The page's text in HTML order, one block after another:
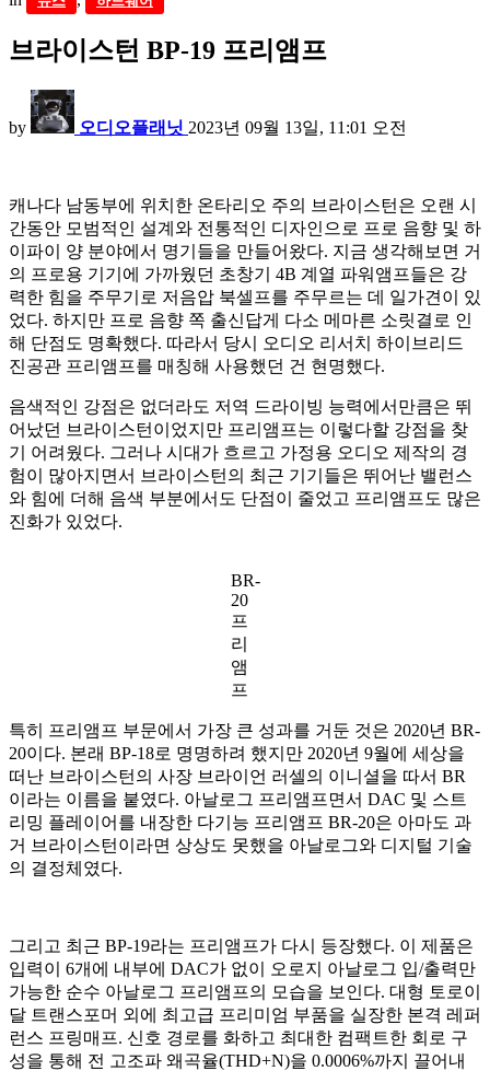
브라이스턴 BP-19 프리앰프
by 오디오플래닛 2023년 09월 13일, 11:01 오전
캐나다 남동부에 위치한 온타리오 주의 브라이스턴은 오랜 시
간동안 모범적인 설계와 전통적인 디자인으로 프로 음향 및 하
이파이 양 분야에서 명기들을 만들어왔다. 지금 생각해보면 거
의 프로용 기기에 가까웠던 초창기 4B 계열 파워앰프들은 강
력한 힘을 주무기로 저음압 북셀프를 주무르는 데 일가견이 있
었다. 하지만 프로 음향 쪽 출신답게 다소 메마른 소릿결로 인
해 단점도 명확했다. 따라서 당시 오디오 리서치 하이브리드
진공관 프리앰프를 매칭해 사용했던 건 현명했다.
음색적인 강점은 없더라도 저역 드라이빙 능력에서만큼은 뛰
어났던 브라이스턴이었지만 프리앰프는 이렇다할 강점을 찾
기 어려웠다. 그러나 시대가 흐르고 가정용 오디오 제작의 경
험이 많아지면서 브라이스턴의 최근 기기들은 뛰어난 밸런스
와 힘에 더해 음색 부분에서도 단점이 줄었고 프리앰프도 많은
진화가 있었다.
BR-
20
프
리
앰
프
특히 프리앰프 부문에서 가장 큰 성과를 거둔 것은 2020년 BR-
20이다. 본래 BP-18로 명명하려 했지만 2020년 9월에 세상을
떠난 브라이스턴의 사장 브라이언 러셀의 이니셜을 따서 BR
이라는 이름을 붙였다. 아날로그 프리앰프면서 DAC 및 스트
리밍 플레이어를 내장한 다기능 프리앰프 BR-20은 아마도 과
거 브라이스턴이라면 상상도 못했을 아날로그와 디지털 기술
의 결정체였다.
그리고 최근 BP-19라는 프리앰프가 다시 등장했다. 이 제품은
입력이 6개에 내부에 DAC가 없이 오로지 아날로그 입/출력만
가능한 순수 아날로그 프리앰프의 모습을 보인다. 대형 토로이
달 트랜스포머 외에 최고급 프리미엄 부품을 실장한 본격 레퍼
런스 프링매프. 신호 경로를 화하고 최대한 컴팩트한 회로 구
성을 통해 전 고조파 왜곡율(THD+N)을 0.0006%까지 끌어내